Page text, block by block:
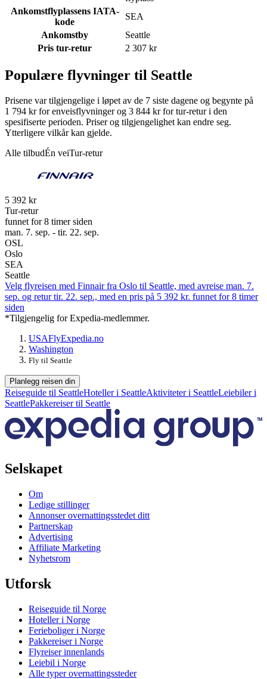
Ankomstflyplassens IATA-
kode
SEA
Ankomstby
Seattle
Pris tur-retur
2 307 kr
Populære flyvninger til Seattle
Prisene var tilgjengelige i løpet av de 7 siste dagene og begynte på
1 794 kr for enveisflyvninger og 3 844 kr for tur-retur i den
spesifiserte perioden. Priser og tilgjengelighet kan endre seg.
Ytterligere vilkår kan gjelde.
Alle tilbudÉn veiTur-retur
5 392 kr
Tur-retur
funnet for 8 timer siden
man. 7. sep. - tir. 22. sep.
OSL
Oslo
SEA
Seattle
Velg flyreisen med Finnair fra Oslo til Seattle, med avreise man. 7.
sep. og retur tir. 22. sep., med en pris på 5 392 kr. funnet for 8 timer
siden
*Tilgjengelig for Expedia-medlemmer.
USAFlyExpedia.no
Washington
Fly til Seattle
Planlegg reisen din
Reiseguide til SeattleHoteller i SeattleAktiviteter i SeattleLeiebiler i
SeattlePakkereiser til Seattle
Selskapet
Om
Ledige stillinger
Annonser overnattingsstedet ditt
Partnerskap
Advertising
Affiliate Marketing
Nyhetsrom
Utforsk
Reiseguide til Norge
Hoteller i Norge
Ferieboliger i Norge
Pakkereiser i Norge
Flyreiser innenlands
Leiebil i Norge
Alle typer overnattingssteder